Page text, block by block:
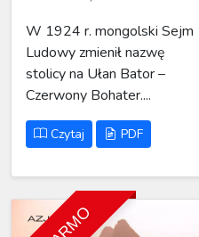
W 1924 r. mongolski Sejm
Ludowy zmienił nazwę
stolicy na Ułan Bator –
Czerwony Bohater....
Czytaj PDF